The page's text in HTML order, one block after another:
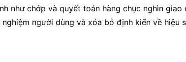
như chớp và quyết toán hàng chục nghìn giao
người dùng và xóa bỏ định kiến về hiệu